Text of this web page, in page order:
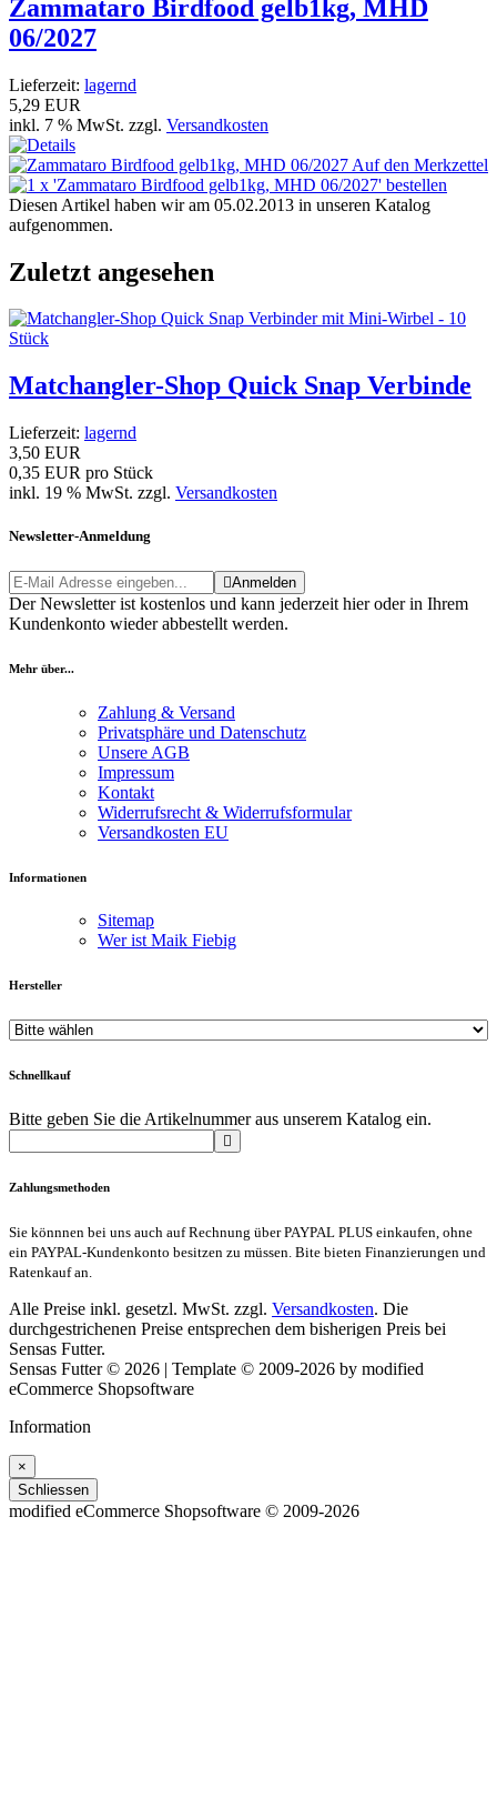
Zammataro Birdfood gelb1kg, MHD
06/2027
Lieferzeit: lagernd
5,29 EUR
inkl. 7 % MwSt. zzgl. Versandkosten
Diesen Artikel haben wir am 05.02.2013 in unseren Katalog
aufgenommen.
Zuletzt angesehen
Matchangler-Shop Quick Snap Verbinde
Lieferzeit: lagernd
3,50 EUR
0,35 EUR pro Stück
inkl. 19 % MwSt. zzgl. Versandkosten
Newsletter-Anmeldung
Anmelden
Der Newsletter ist kostenlos und kann jederzeit hier oder in Ihrem
Kundenkonto wieder abbestellt werden.
Mehr über...
Zahlung & Versand
Privatsphäre und Datenschutz
Unsere AGB
Impressum
Kontakt
Widerrufsrecht & Widerrufsformular
Versandkosten EU
Informationen
Sitemap
Wer ist Maik Fiebig
Hersteller
Schnellkauf
Bitte geben Sie die Artikelnummer aus unserem Katalog ein.
Zahlungsmethoden
Sie könnnen bei uns auch auf Rechnung über PAYPAL PLUS einkaufen, ohne
ein PAYPAL-Kundenkonto besitzen zu müssen. Bite bieten Finanzierungen und
Ratenkauf an.
Alle Preise inkl. gesetzl. MwSt. zzgl. Versandkosten. Die
durchgestrichenen Preise entsprechen dem bisherigen Preis bei
Sensas Futter.
Sensas Futter © 2026 | Template © 2009-2026 by modified
eCommerce Shopsoftware
Information
×
Schliessen
modified eCommerce Shopsoftware © 2009-2026